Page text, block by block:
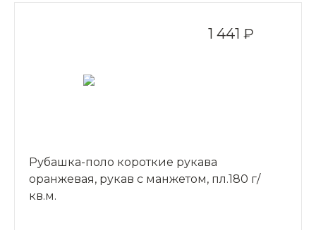
1 441 ₽
Рубашка-поло короткие рукава
оранжевая, рукав с манжетом, пл.180 г/
кв.м.